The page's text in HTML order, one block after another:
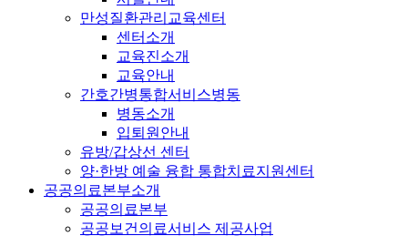
만성질환관리교육센터
센터소개
교육진소개
교육안내
간호간병통합서비스병동
병동소개
입퇴원안내
유방/갑상선 센터
양·한방 예술 융합 통합치료지원센터
공공의료본부소개
공공의료본부
공공보건의료서비스 제공사업